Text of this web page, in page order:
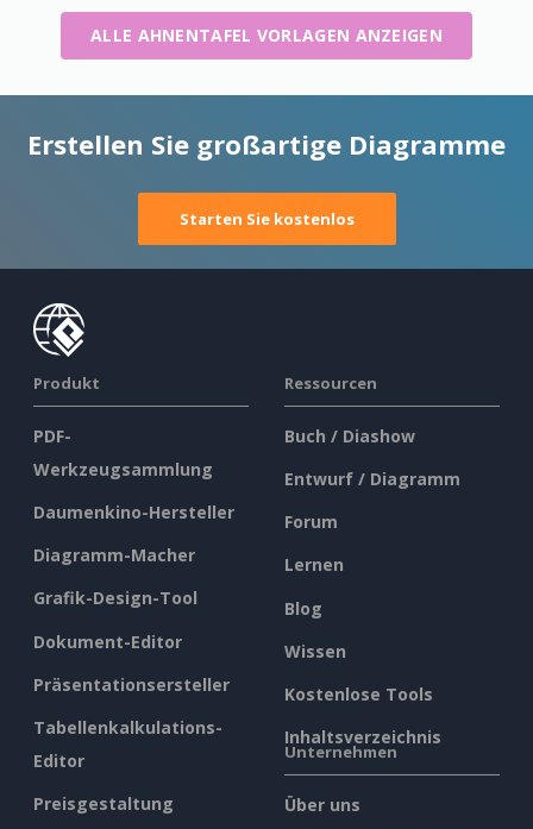
ALLE AHNENTAFEL VORLAGEN ANZEIGEN
Erstellen Sie großartige Diagramme
Starten Sie kostenlos
Produkt
PDF-
Werkzeugsammlung
Daumenkino-Hersteller
Diagramm-Macher
Grafik-Design-Tool
Dokument-Editor
Präsentationsersteller
Tabellenkalkulations-
Editor
Preisgestaltung
Ressourcen
Buch / Diashow
Entwurf / Diagramm
Forum
Lernen
Blog
Wissen
Kostenlose Tools
Inhaltsverzeichnis
Unternehmen
Über uns